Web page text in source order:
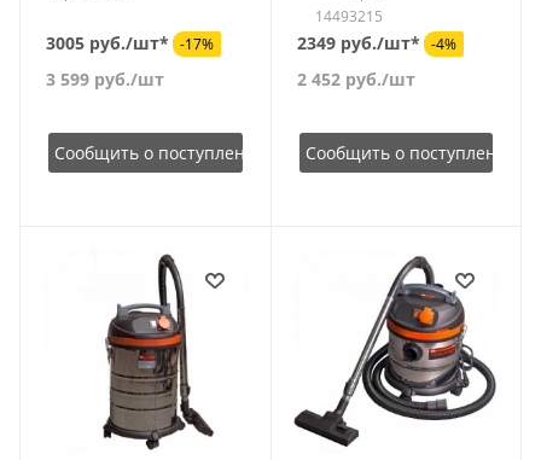
3005 руб./шт* -17%
3 599 руб./шт
Сообщить о поступлении
14493215
2349 руб./шт* -4%
2 452руб./шт
Сообщить о поступлении